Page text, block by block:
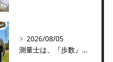
2026/08/05
測量士は、『歩数』も大事！？